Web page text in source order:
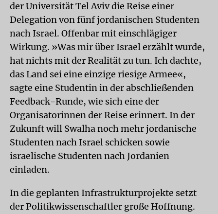
der Universität Tel Aviv die Reise einer
Delegation von fünf jordanischen Studenten
nach Israel. Offenbar mit einschlägiger
Wirkung. »Was mir über Israel erzählt wurde,
hat nichts mit der Realität zu tun. Ich dachte,
das Land sei eine einzige riesige Armee«,
sagte eine Studentin in der abschließenden
Feedback-Runde, wie sich eine der
Organisatorinnen der Reise erinnert. In der
Zukunft will Swalha noch mehr jordanische
Studenten nach Israel schicken sowie
israelische Studenten nach Jordanien
einladen.
In die geplanten Infrastrukturprojekte setzt
der Politikwissenschaftler große Hoffnung.